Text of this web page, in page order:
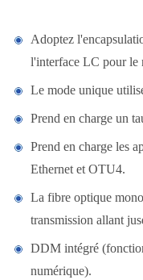
Adoptez
l'interface LC pour le
Le mode unique
Prend en charge un
Prend en charge les
Ethernet et OTU4.
La fibre optique
transmission allant
DDM intégré
numérique).